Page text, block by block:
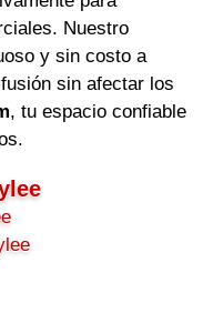
Nuestro
y sin costo a
sin afectar los
, tu espacio confiable